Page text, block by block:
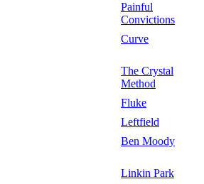
Painful
Convictions
Curve
The Crystal
Method
Fluke
Leftfield
Ben Moody
Linkin Park